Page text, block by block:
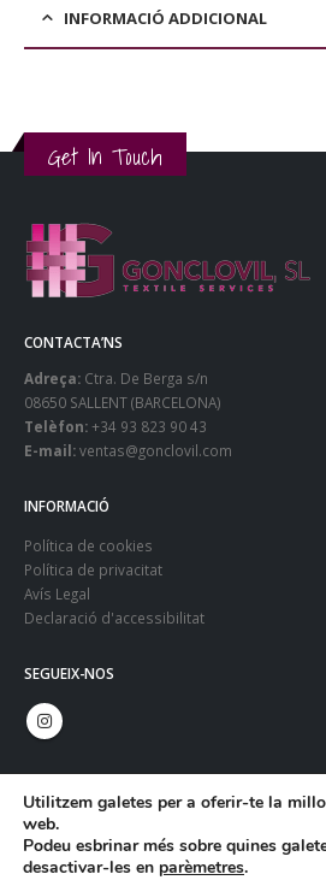
INFORMACIÓ ADDICIONAL
Get In Touch
CONTACTA’NS
Adreça: Ctra. De Berga s/n
08650 SALLENT (BARCELONA)
Telèfon:+34 93 823 90 43
E-mail:ventas@gonclovil.com
INFORMACIÓ
Política de cookies
Política de privacitat
Avís Legal
Declaració d'accessibilitat
SEGUEIX-NOS
Utilitzem galetes per a oferir-te la
web.
Podeu esbrinar més sobre quines
desactivar-les en parèmetres.